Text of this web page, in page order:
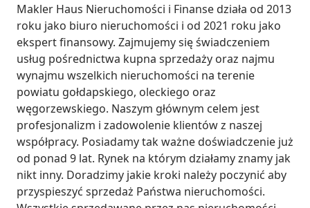
Makler Haus Nieruchomości i Finanse działa od 2013
roku jako biuro nieruchomości i od 2021 roku jako
ekspert finansowy. Zajmujemy się świadczeniem
usług pośrednictwa kupna sprzedaży oraz najmu
wynajmu wszelkich nieruchomości na terenie
powiatu gołdapskiego, oleckiego oraz
węgorzewskiego. Naszym głównym celem jest
profesjonalizm i zadowolenie klientów z naszej
współpracy. Posiadamy tak ważne doświadczenie już
od ponad 9 lat. Rynek na którym działamy znamy jak
nikt inny. Doradzimy jakie kroki należy poczynić aby
przyspieszyć sprzedaż Państwa nieruchomości.